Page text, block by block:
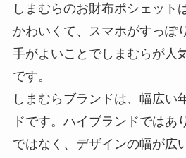
しまむらのお財布ポシェット
かわいくて、スマホがすっぽ
手がよいことでしまむらが人
です。
しまむらブランドは、幅広い
ドです。ハイブランドではあ
ではなく、デザインの幅が広